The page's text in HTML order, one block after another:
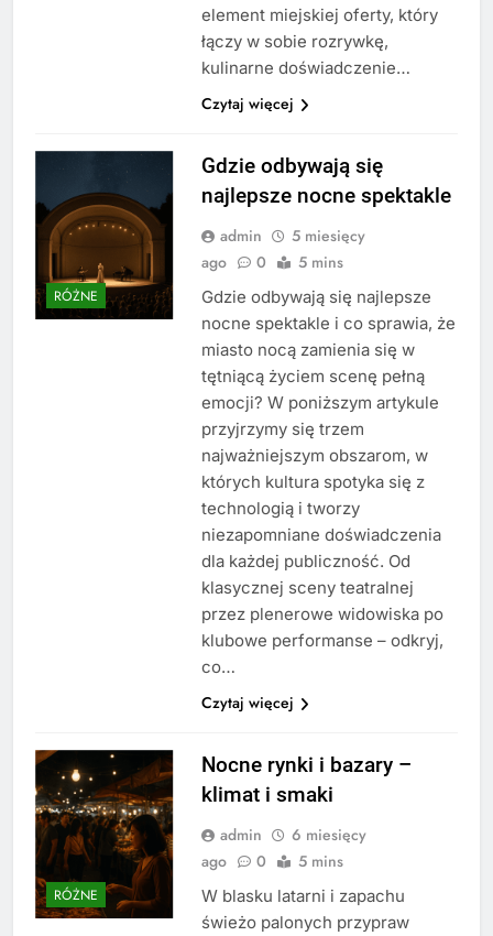
element miejskiej oferty, który
łączy w sobie rozrywkę,
kulinarne doświadczenie…
Czytaj więcej
RÓŻNE
Gdzie odbywają się
najlepsze nocne spektakle
admin
5 miesięcy
ago
0 5 mins
Gdzie odbywają się najlepsze
nocne spektakle i co sprawia, że
miasto nocą zamienia się w
tętniącą życiem scenę pełną
emocji? W poniższym artykule
przyjrzymy się trzem
najważniejszym obszarom, w
których kultura spotyka się z
technologią i tworzy
niezapomniane doświadczenia
dla każdej publiczność. Od
klasycznej sceny teatralnej
przez plenerowe widowiska po
klubowe performanse – odkryj,
co…
Czytaj więcej
RÓŻNE
Nocne rynki i bazary –
klimat i smaki
admin
6 miesięcy
ago
0 5 mins
W blasku latarni i zapachu
świeżo palonych przypraw